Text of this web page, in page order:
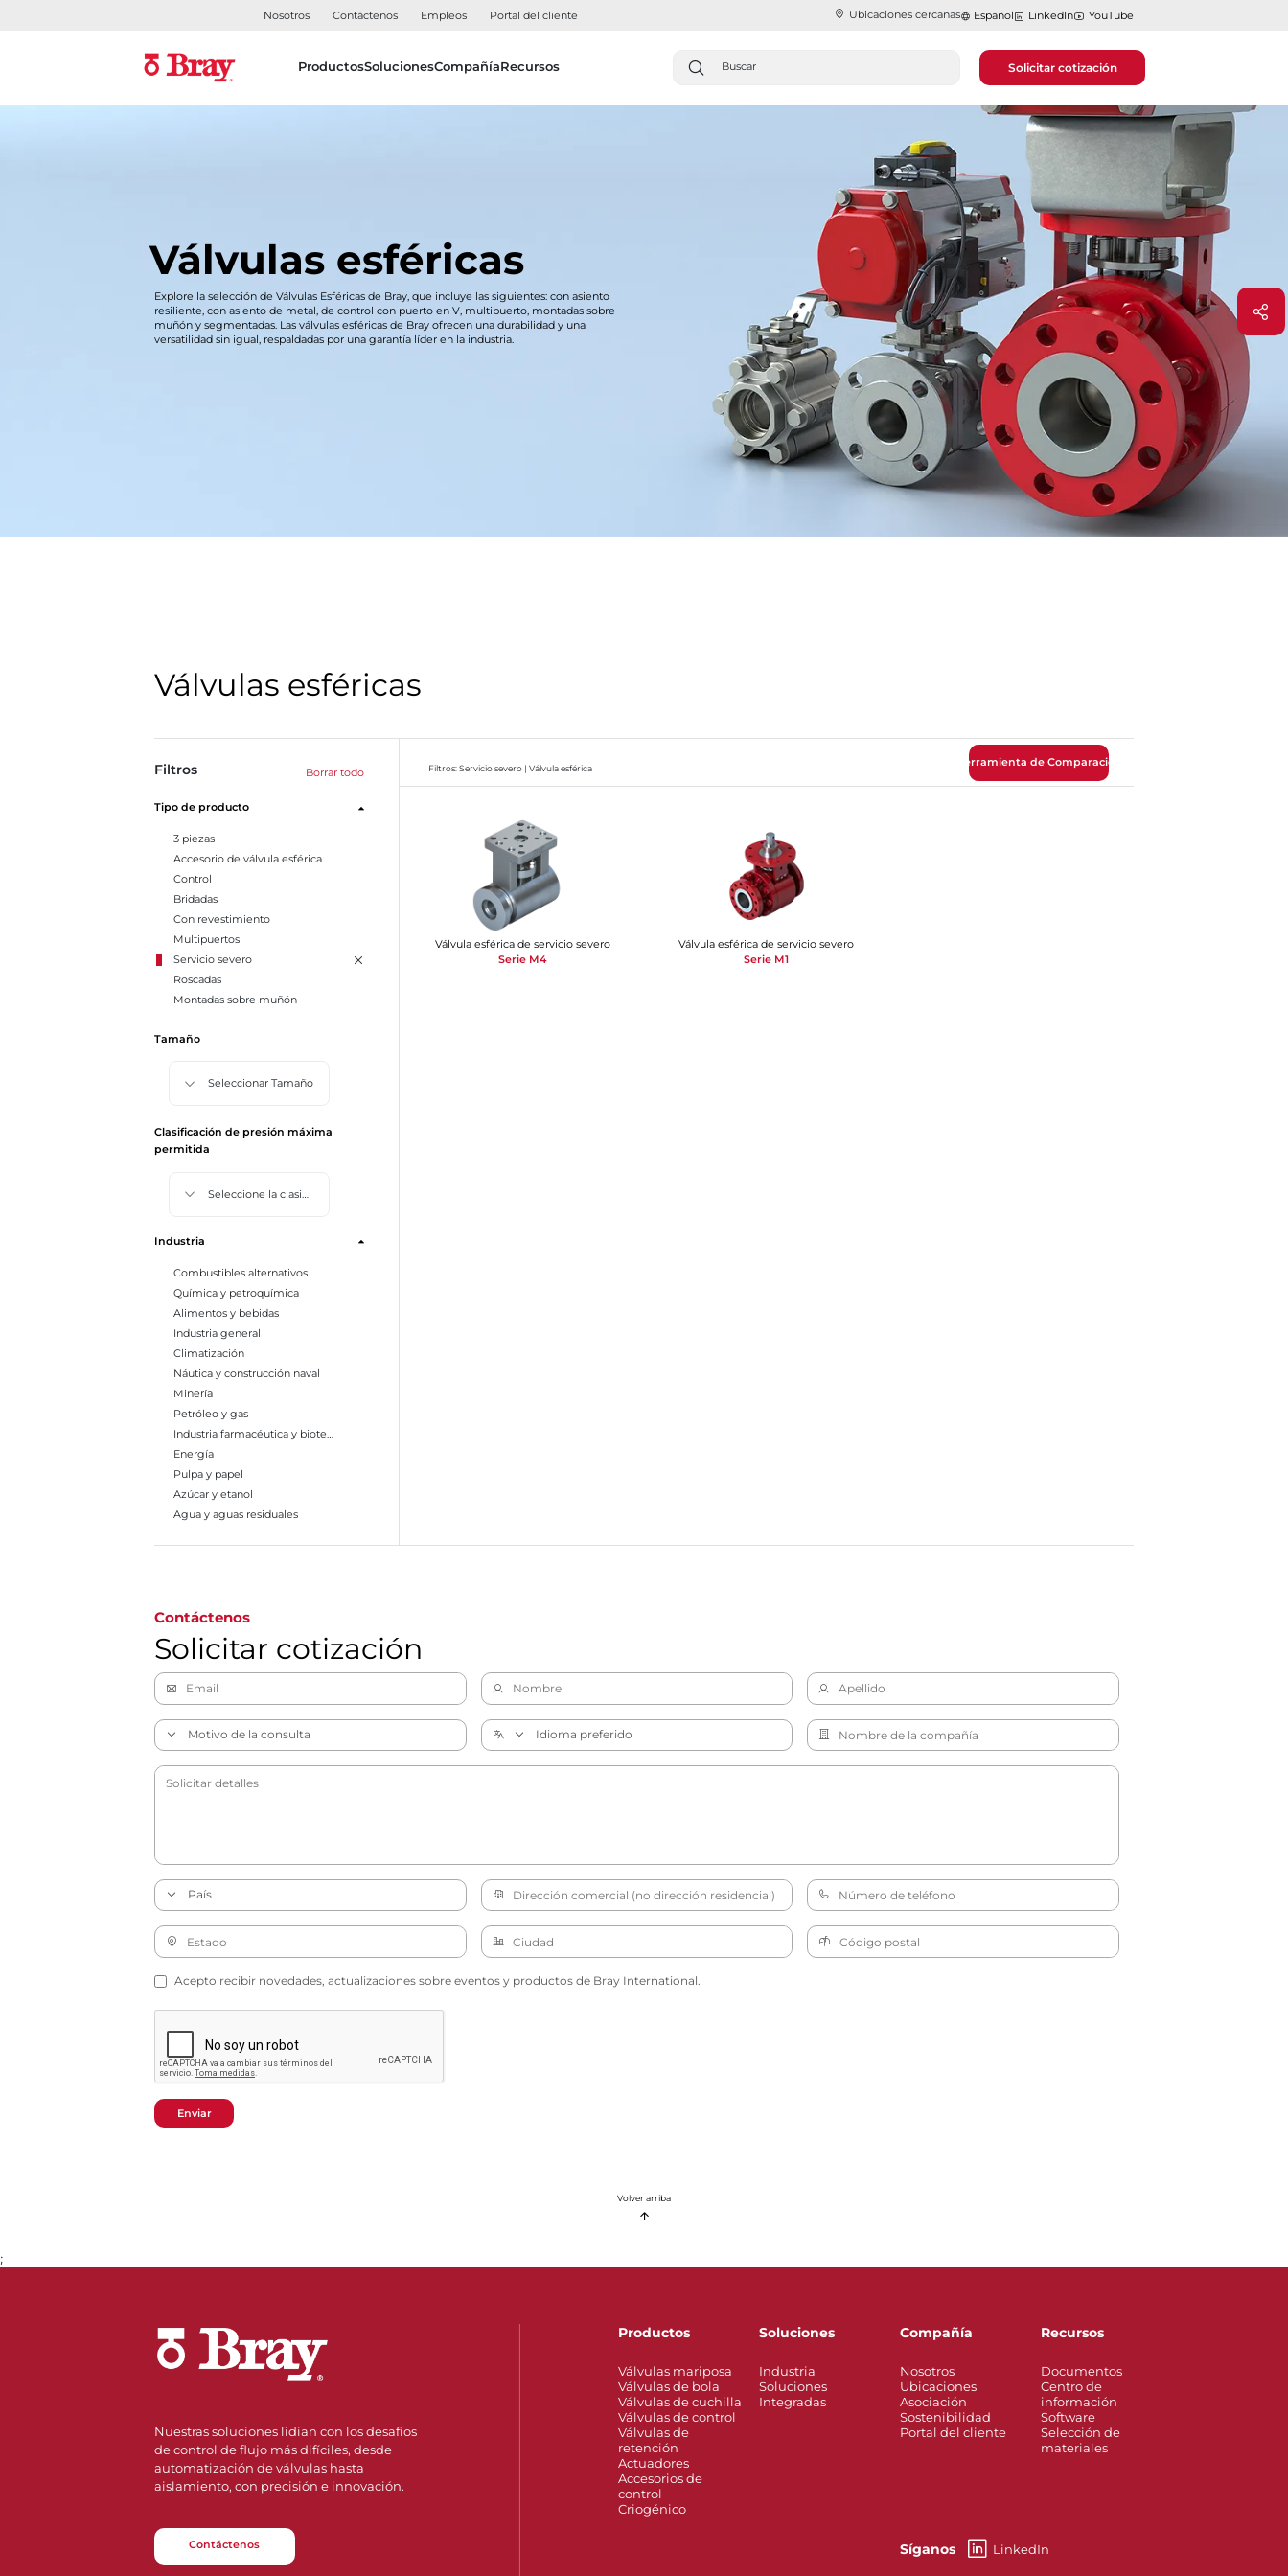
Nosotros Contáctenos Empleos Portal del cliente Ubicaciones cercanas Español LinkedIn YouTube
ProductosSolucionesCompañíaRecursos Solicitar cotización
Válvulas esféricas
Explore la selección de Válvulas Esféricas de Bray, que incluye las siguientes: con asiento
resiliente, con asiento de metal, de control con puerto en V, multipuerto, montadas sobre
muñón y segmentadas. Las válvulas esféricas de Bray ofrecen una durabilidad y una
versatilidad sin igual, respaldadas por una garantía líder en la industria.
Válvulas esféricas
Filtros Borrar todo
Tipo de producto
3 piezas
Accesorio de válvula esférica
Control
Bridadas
Con revestimiento
Multipuertos
Servicio severo
Roscadas
Montadas sobre muñón
Tamaño
Seleccionar Tamaño
Clasificación de presión máxima
permitida
Seleccione la clasificación de presión máxima permitida
Industria
Combustibles alternativos
Química y petroquímica
Alimentos y bebidas
Industria general
Climatización
Náutica y construcción naval
Minería
Petróleo y gas
Industria farmacéutica y biotecnología
Energía
Pulpa y papel
Azúcar y etanol
Agua y aguas residuales
Filtros: Servicio severo | Válvula esférica Herramienta de Comparación
Válvula esférica de servicio severo
Serie M4
Válvula esférica de servicio severo
Serie M1
Contáctenos
Solicitar cotización
Acepto recibir novedades, actualizaciones sobre eventos y productos de Bray International.
Enviar
Volver arriba
;
Nuestras soluciones lidian con los desafíos
de control de flujo más difíciles, desde
automatización de válvulas hasta
aislamiento, con precisión e innovación.
Contáctenos
Productos
Válvulas mariposa
Válvulas de bola
Válvulas de cuchilla
Válvulas de control
Válvulas de
retención
Actuadores
Accesorios de
control
Criogénico
Soluciones
Industria
Soluciones
Integradas
Compañía
Nosotros
Ubicaciones
Asociación
Sostenibilidad
Portal del cliente
Síganos LinkedIn
Recursos
Documentos
Centro de
información
Software
Selección de
materiales